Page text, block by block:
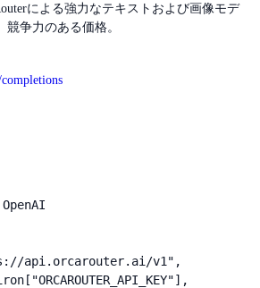
による強力なテキストおよび画像モデ
競争力のある価格。
api.orcarouter.ai/v1",